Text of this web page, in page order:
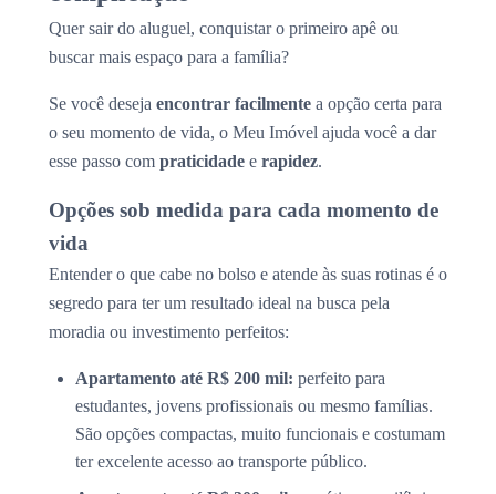
Quer sair do aluguel, conquistar o primeiro apê ou
buscar mais espaço para a família?
Se você deseja encontrar facilmente a opção certa para
o seu momento de vida, o Meu Imóvel ajuda você a dar
esse passo com praticidade e rapidez.
Opções sob medida para cada momento de
vida
Entender o que cabe no bolso e atende às suas rotinas é o
segredo para ter um resultado ideal na busca pela
moradia ou investimento perfeitos:
Apartamento até R$ 200 mil: perfeito para
estudantes, jovens profissionais ou mesmo famílias.
São opções compactas, muito funcionais e costumam
ter excelente acesso ao transporte público.